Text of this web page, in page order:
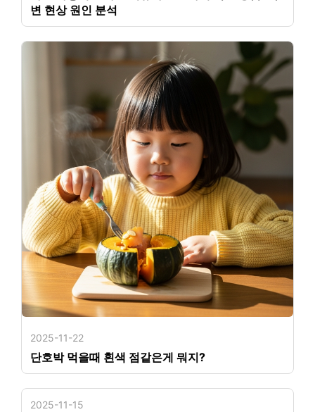
변 현상 원인 분석
2025-11-22
단호박 먹을때 흰색 점같은게 뭐지?
2025-11-15